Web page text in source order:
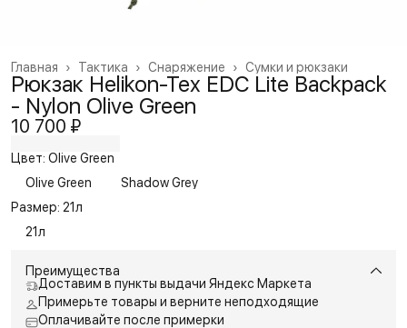
Сумки и рюкзаки
Снаряжение ›
Тактика ›
Главная ›
Рюкзак Helikon-Tex EDC Lite Backpack
- Nylon Olive Green
10 700 ₽
Цвет: Olive Green
Olive Green
Shadow Grey
Размер: 21л
21л
Преимущества
Доставим в пункты выдачи Яндекс Маркета
Примерьте товары и верните неподходящие
Оплачивайте после примерки